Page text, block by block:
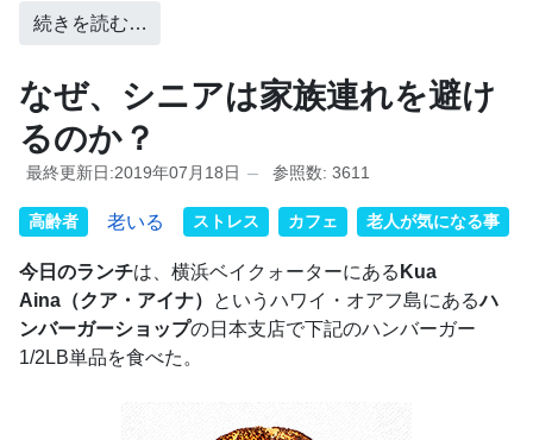
続きを読む…
なぜ、シニアは家族連れを避け
るのか？
最終更新日:2019年07月18日 参照数: 3611
高齢者 老いる ストレス カフェ 老人が気になる事
今日のランチは、横浜ベイクォーターにある Kua
Aina（クア・アイナ）
というハワイ・オアフ島にあるハ
ンバーガーショップの日本支店で下記のハンバーガー
1/2LB単品を食べた。